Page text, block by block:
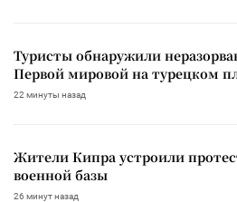
Туристы обнаружили
Первой мировой на турецком
22 минуты назад
Жители Кипра устроили
военной базы
26 минут назад